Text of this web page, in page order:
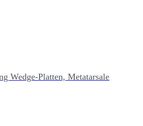
Wedge-Platten, Metatarsale